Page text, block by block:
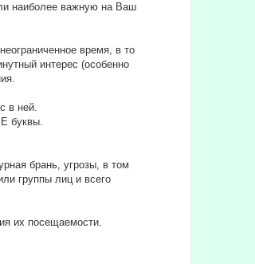
наиболее важную на Ваш
время, в то
интерес (особенно
в ней.
буквы.
брань, угрозы, в том
группы лиц и всего
их посещаемости.